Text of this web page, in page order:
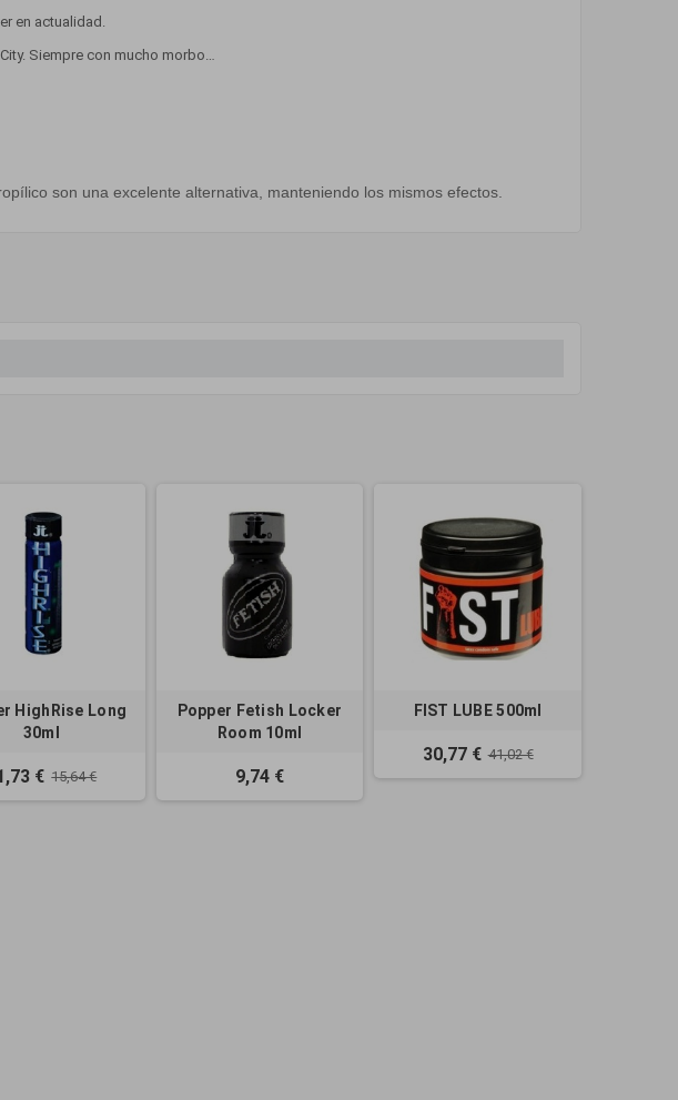
en actualidad.
Siempre con mucho morbo…
son una excelente alternativa, manteniendo los mismos efectos.
HighRise Long
30ml
€ 15,64 €
Popper Fetish Locker
Room 10ml
9,74 €
FIST LUBE 500ml
30,77 € 41,02 €